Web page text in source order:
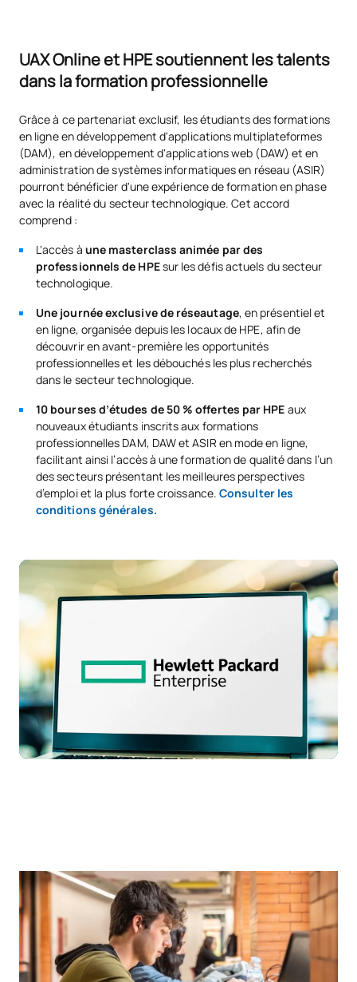
UAX Online et HPE soutiennent les talents
dans la formation professionnelle
Grâce à ce partenariat exclusif, les étudiants des formations
en ligne en développement d'applications multiplateformes
(DAM), en développement d'applications web (DAW) et en
administration de systèmes informatiques en réseau (ASIR)
pourront bénéficier d'une expérience de formation en phase
avec la réalité du secteur technologique. Cet accord
comprend :
L'accès à une masterclass animée par des
professionnels de HPEsur les défis actuels du secteur
technologique.
Une journée exclusive de réseautage, en présentiel et
en ligne, organisée depuis les locaux de HPE, afin de
découvrir en avant-première les opportunités
professionnelles et les débouchés les plus recherchés
dans le secteur technologique.
10 bourses d’études de 50 % offertes par HPE aux
nouveaux étudiants inscrits aux formations
professionnelles DAM, DAW et ASIR en mode en ligne,
facilitant ainsi l’accès à une formation de qualité dans l’un
des secteurs présentant les meilleures perspectives
d’emploi et la plus forte croissance. Consulter les
conditions générales.